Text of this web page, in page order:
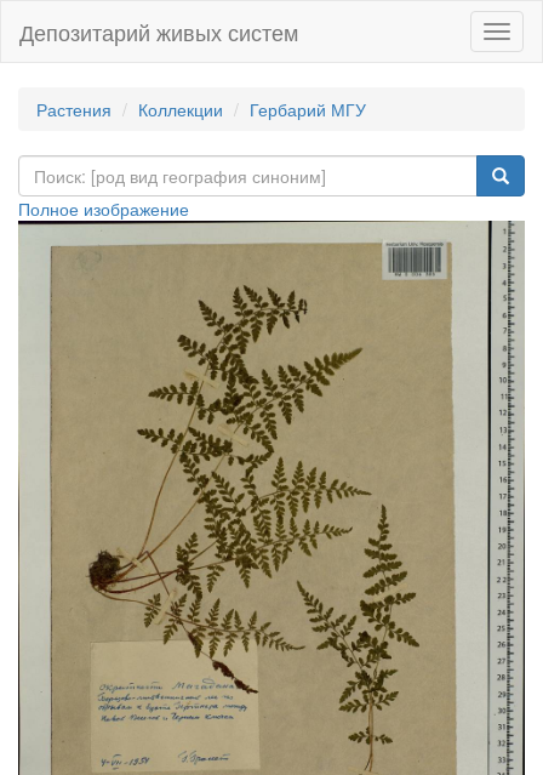
Депозитарий живых систем
Растения Коллекции Гербарий МГУ
Полное изображение